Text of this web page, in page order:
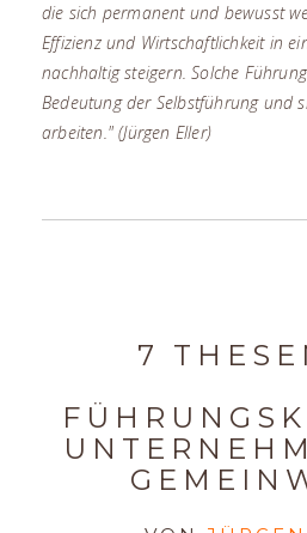
die sich permanent und bewusst
Effizienz und Wirtschaftlichkeit in
nachhaltig steigern. Solche
Bedeutung der Selbstführung und
arbeiten." (Jürgen Eller)
7